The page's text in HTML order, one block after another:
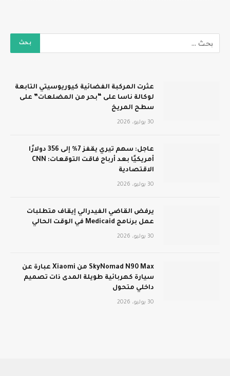
عثرت المركبة الفضائية كيوريوسيتي التابعة
لوكالة ناسا على “بحر من المضلعات” على
سطح المريخ
30 يوليو، 2026
عاجل: سهم تيري يقفز 7% إلى 356 دولارًا
أمريكيًا بعد أرباح فاقت التوقعات: CNN
الاقتصادية
30 يوليو، 2026
يرفض القاضي الفيدرالي إيقاف متطلبات
عمل برنامج Medicaid في الوقت الحالي
30 يوليو، 2026
SkyNomad N90 Max من Xiaomi عبارة عن
سيارة كهربائية طويلة المدى ذات تصميم
داخلي متحول
30 يوليو، 2026